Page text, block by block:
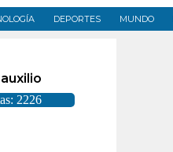
DEPORTES MUNDO
2226